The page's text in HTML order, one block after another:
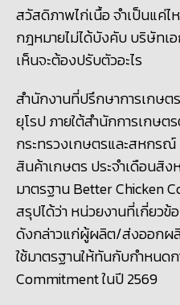
สวัสดิภาพไก่เนื้อ จำเป็นแค่
กฎหมายไม่ได้บังคับ บริษัทเ
เห็นจะต้องปรับตัวอะไร
สำนักงานที่ปรึกษาการเกษต
ยุโรป ภายใต้สำนักการเกษต
กระทรวงเกษตรและสหกร
สินค้าเกษตร ประจำเดือนสิ
มาตรฐานBetter Chicken
สรุปได้ว่า หน่วยงานที่เกี่ยวข้
ดังกล่าวแก่ผู้ผลิต/ส่งออกผ
ใช้มาตรฐานให้ทันกับกำหนด
Commitment ในปี 2569